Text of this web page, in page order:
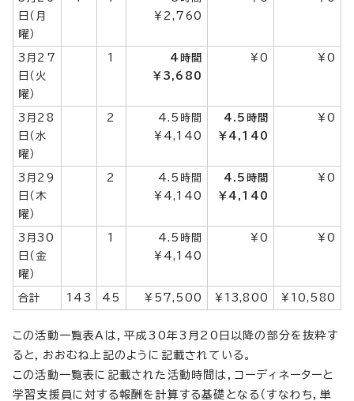
日（月
曜）
￥2,760
3月27
日（火
曜）
1
4時間
￥3,680
￥0 ￥0
3月28
日（水
曜）
2
4.5時間
￥4,140
4.5時間
￥4,140
￥0
3月29
日（木
曜）
2
4.5時間
￥4,140
4.5時間
￥4,140
￥0
3月30
日（金
曜）
1
4.5時間
￥4,140
￥0 ￥0
合計 143 45 ￥57,500 ￥13,800 ￥10,580
この活動一覧表Aは，平成30年3月20日以降の部分を抜粋す
ると，おおむね上記のように記載されている。
この活動一覧表に記載された活動時間は，コーディネーターと
学習支援員に対する報酬を計算する基礎となる（すなわち，単